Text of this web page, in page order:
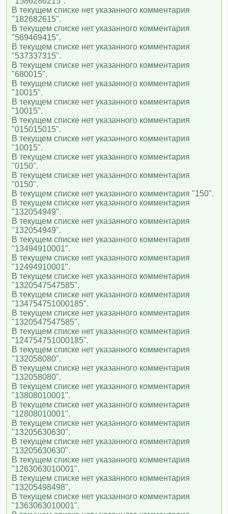
В текущем списке нет указанного комментария
"182682615".
В текущем списке нет указанного комментария
"569469415".
В текущем списке нет указанного комментария
"537337315".
В текущем списке нет указанного комментария
"680015".
В текущем списке нет указанного комментария
"10015".
В текущем списке нет указанного комментария
"10015".
В текущем списке нет указанного комментария
"015015015".
В текущем списке нет указанного комментария
"10015".
В текущем списке нет указанного комментария
"0150".
В текущем списке нет указанного комментария
"0150".
В текущем списке нет указанного комментария "150".
В текущем списке нет указанного комментария
"132054949".
В текущем списке нет указанного комментария
"132054949".
В текущем списке нет указанного комментария
"13494910001".
В текущем списке нет указанного комментария
"12494910001".
В текущем списке нет указанного комментария
"1320547547585".
В текущем списке нет указанного комментария
"134754751000185".
В текущем списке нет указанного комментария
"1320547547585".
В текущем списке нет указанного комментария
"124754751000185".
В текущем списке нет указанного комментария
"132058080".
В текущем списке нет указанного комментария
"132058080".
В текущем списке нет указанного комментария
"13808010001".
В текущем списке нет указанного комментария
"12808010001".
В текущем списке нет указанного комментария
"13205630630".
В текущем списке нет указанного комментария
"13205630630".
В текущем списке нет указанного комментария
"1263063010001".
В текущем списке нет указанного комментария
"13205498498".
В текущем списке нет указанного комментария
"1363063010001".